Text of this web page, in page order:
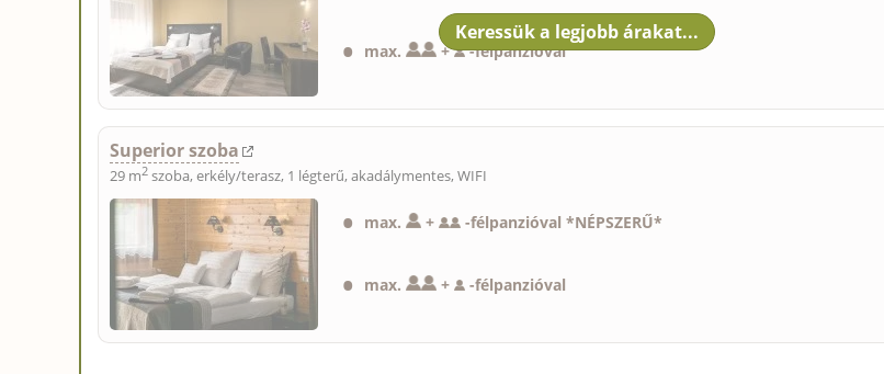
max. + -félpanzióval
Superior szoba
29 m2 szoba, erkély/terasz, 1 légterű, akadálymentes, WIFI
max. + -félpanzióval *NÉPSZERŰ*
max. + -félpanzióval